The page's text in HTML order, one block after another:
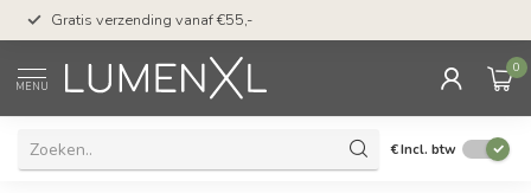
Gratis verzending vanaf €55,-
MENU
0
€Incl. btw